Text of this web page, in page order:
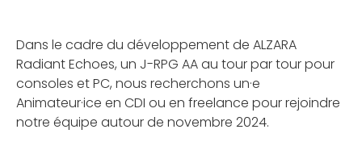
Dans le cadre du développement de ALZARA
Radiant Echoes, un J-RPG AA au tour par tour pour
consoles et PC, nous recherchons un·e
Animateur·ice en CDI ou en freelance pour rejoindre
notre équipe autour de novembre 2024.